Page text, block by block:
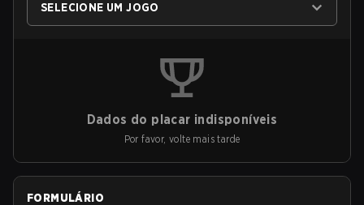
SELECIONE UM JOGO
Dados do placar indisponíveis
Por favor, volte mais tarde
FORMULÁRIO